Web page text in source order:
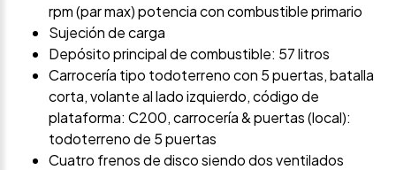
rpm (par max) potencia con combustible primario
Sujeción de carga
Depósito principal de combustible: 57 litros
Carrocería tipo todoterreno con 5 puertas, batalla
corta, volante al lado izquierdo, código de
plataforma: C200, carrocería & puertas (local):
todoterreno de 5 puertas
Cuatro frenos de disco siendo dos ventilados